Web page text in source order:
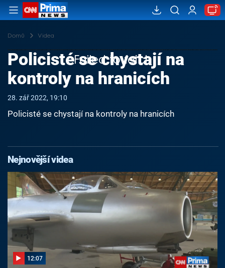
Domů Videa
Failed to fetch
Policisté se chystají na
kontroly na hranicích
28. zář 2022, 19:10
Policisté se chystají na kontroly na hranicích
Nejnovější videa
12:07